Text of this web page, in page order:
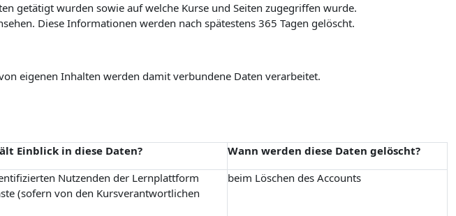
getätigt wurden sowie auf welche Kurse und Seiten zugegriffen wurde.
Diese Informationen werden nach spätestens 365 Tagen gelöscht.
eigenen Inhalten werden damit verbundene Daten verarbeitet.
Einblick in diese Daten?
Wann werden diese Daten gelöscht?
Nutzenden der Lernplattform
(sofern von den Kursverantwortlichen
beim Löschen des Accounts